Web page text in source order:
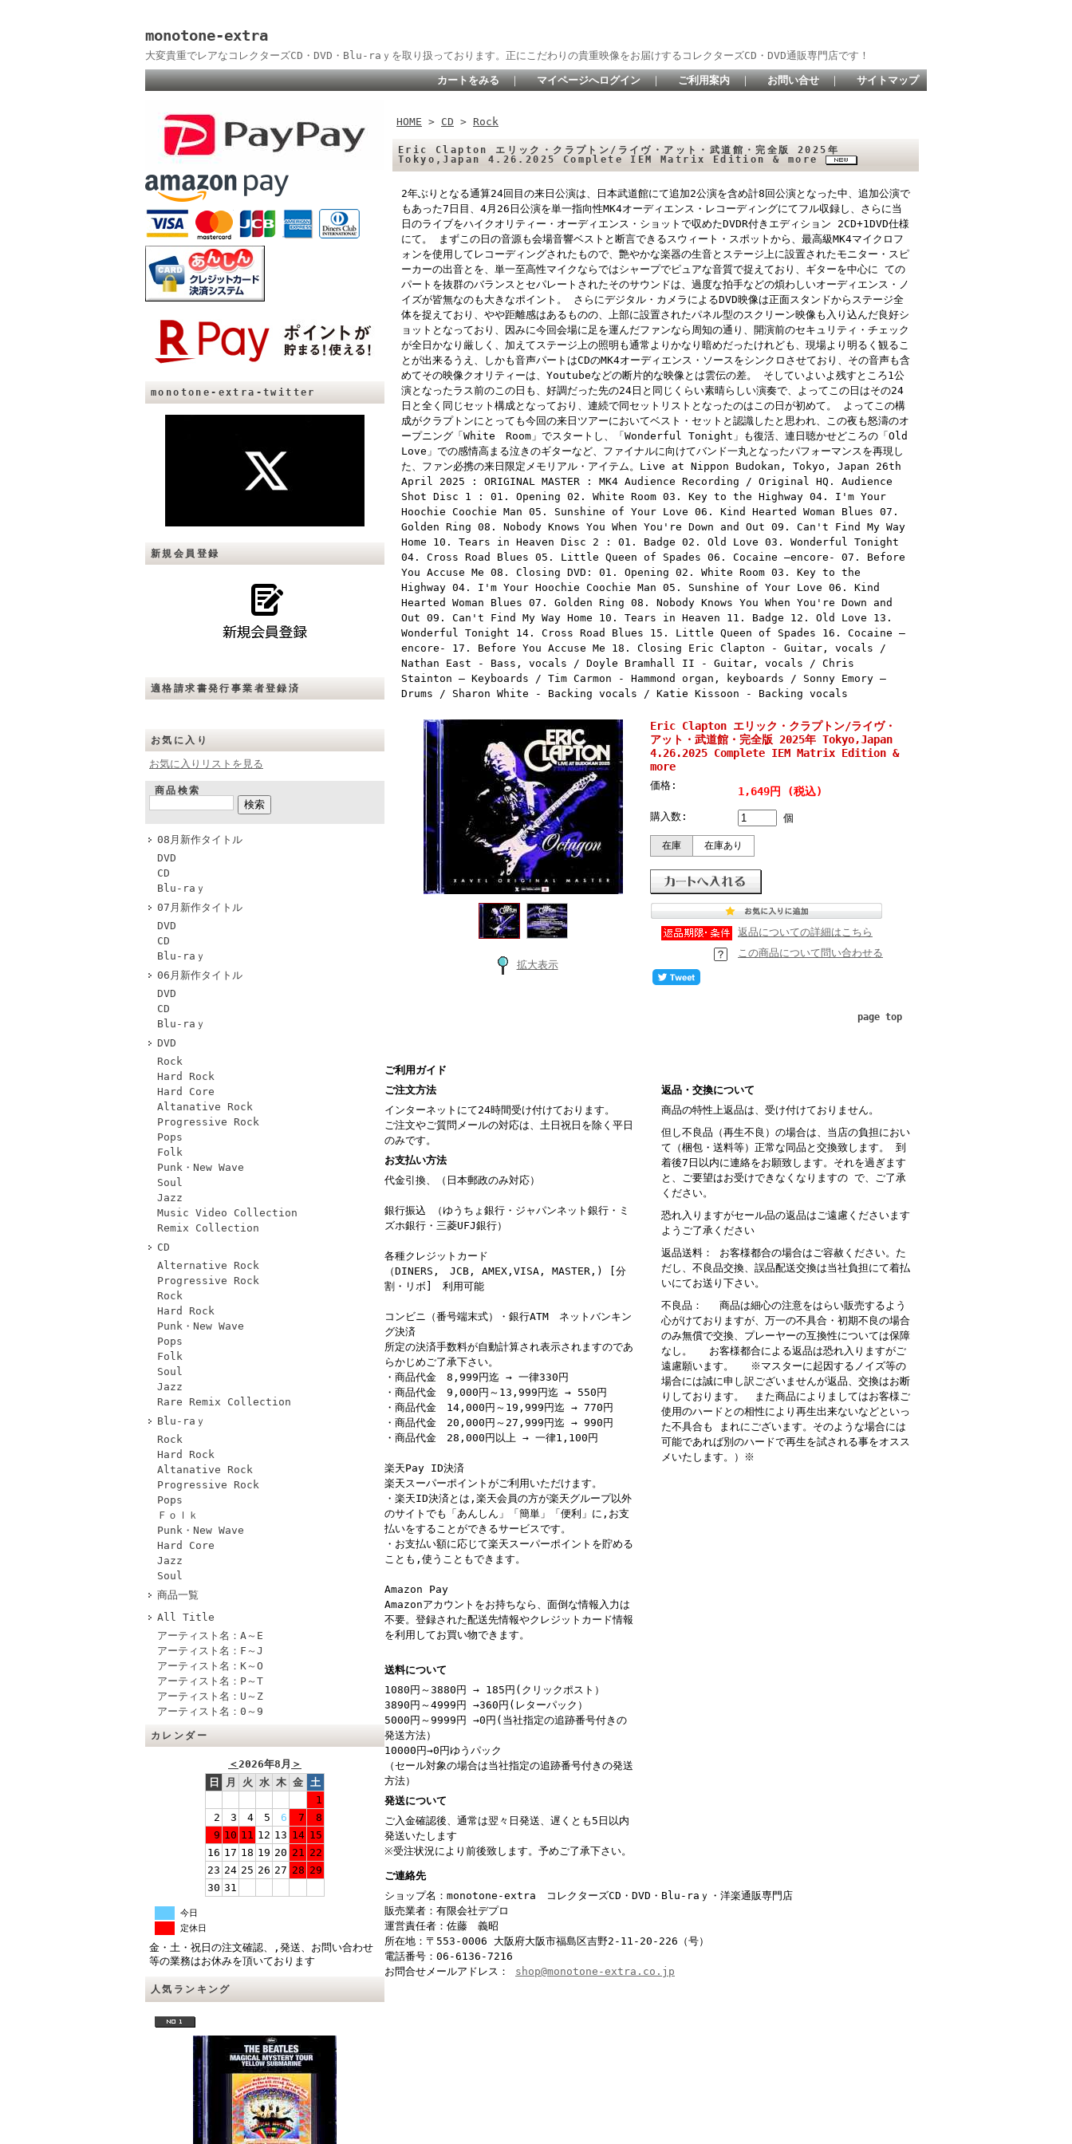
monotone-extra
大変貴重でレアなコレクターズCD・DVD・Blu-raｙを取り扱っております。正にこだわりの貴重映像をお届けするコレクターズCD・DVD通販専門店です！
カートをみる ｜ マイページへログイン ｜ ご利用案内 ｜ お問い合せ ｜ サイトマップ
monotone-extra-twitter
新規会員登録
適格請求書発行事業者登録済
お気に入り
お気に入りリストを見る
商品検索
08月新作タイトル
DVD
CD
Blu-raｙ
07月新作タイトル
DVD
CD
Blu-raｙ
06月新作タイトル
DVD
CD
Blu-raｙ
DVD
Rock
Hard Rock
Hard Core
Altanative Rock
Progressive Rock
Pops
Folk
Punk・New Wave
Soul
Jazz
Music Video Collection
Remix Collection
CD
Alternative Rock
Progressive Rock
Rock
Hard Rock
Punk・New Wave
Pops
Folk
Soul
Jazz
Rare Remix Collection
Blu-raｙ
Rock
Hard Rock
Altanative Rock
Progressive Rock
Pops
Ｆｏｌｋ
Punk・New Wave
Hard Core
Jazz
Soul
商品一覧
All Title
アーティスト名：A～E
アーティスト名：F～J
アーティスト名：K～O
アーティスト名：P～T
アーティスト名：U～Z
アーティスト名：0～9
カレンダー
＜2026年8月 ＞
日
月 火 水 木 金 土
1
2
3 4 5 6 7
8
9 10 11 12 13 14 15
16 17 18 19 20 21 22
23 24 25 26 27 28 29
30 31
今日
定休日
金・土・祝日の注文確認、,発送、お問い合わせ
等の業務はお休みを頂いております
人気ランキング
HOME > CD > Rock
Eric Clapton エリック・クラプトン/ライヴ・アット・武道館・完全版 2025年
Tokyo,Japan 4.26.2025 Complete IEM Matrix Edition & more
2年ぶりとなる通算24回目の来日公演は、日本武道館にて追加2公演を含め計8回公演となった中、追加公演で
もあった7日目、4月26日公演を単一指向性MK4オーディエンス・レコーディングにてフル収録し、さらに当
日のライブをハイクオリティー・オーディエンス・ショットで収めたDVDR付きエディション 2CD+1DVD仕様
にて。 まずこの日の音源も会場音響ベストと断言できるスウィート・スポットから、最高級MK4マイクロフ
ォンを使用してレコーディングされたもので、艶やかな楽器の生音とステージ上に設置されたモニター・スピ
ーカーの出音とを、単一至高性マイクならではシャープでピュアな音質で捉えており、ギターを中心に ての
パートを抜群のバランスとセパレートされたそのサウンドは、過度な拍手などの煩わしいオーディエンス・ノ
イズが皆無なのも大きなポイント。 さらにデジタル・カメラによるDVD映像は正面スタンドからステージ全
体を捉えており、やや距離感はあるものの、上部に設置されたパネル型のスクリーン映像も入り込んだ良好シ
ョットとなっており、因みに今回会場に足を運んだファンなら周知の通り、開演前のセキュリティ・チェック
が全日かなり厳しく、加えてステージ上の照明も通常よりかなり暗めだったけれども、現場より明るく観るこ
とが出来るうえ、しかも音声パートはCDのMK4オーディエンス・ソースをシンクロさせており、その音声も含
めてその映像クオリティーは、Youtubeなどの断片的な映像とは雲伝の差。 そしていよいよ残すところ1公
演となったラス前のこの日も、好調だった先の24日と同じくらい素晴らしい演奏で、よってこの日はその24
日と全く同じセット構成となっており、連続で同セットリストとなったのはこの日が初めて。 よってこの構
成がクラプトンにとっても今回の来日ツアーにおいてベスト・セットと認識したと思われ、この夜も怒濤のオ
ープニング「White Room」でスタートし、「Wonderful Tonight」も復活、連日聴かせどころの「Old
Love」での感情高まる泣きのギターなど、ファイナルに向けてバンド一丸となったパフォーマンスを再現し
た、ファン必携の来日限定メモリアル・アイテム。Live at Nippon Budokan, Tokyo, Japan 26th
April 2025 : ORIGINAL MASTER : MK4 Audience Recording / Original HQ. Audience
Shot Disc 1 : 01. Opening 02. White Room 03. Key to the Highway 04. I'm Your
Hoochie Coochie Man 05. Sunshine of Your Love 06. Kind Hearted Woman Blues 07.
Golden Ring 08. Nobody Knows You When You're Down and Out 09. Can't Find My Way
Home 10. Tears in Heaven Disc 2 : 01. Badge 02. Old Love 03. Wonderful Tonight
04. Cross Road Blues 05. Little Queen of Spades 06. Cocaine –encore- 07. Before
You Accuse Me 08. Closing DVD: 01. Opening 02. White Room 03. Key to the
Highway 04. I'm Your Hoochie Coochie Man 05. Sunshine of Your Love 06. Kind
Hearted Woman Blues 07. Golden Ring 08. Nobody Knows You When You're Down and
Out 09. Can't Find My Way Home 10. Tears in Heaven 11. Badge 12. Old Love 13.
Wonderful Tonight 14. Cross Road Blues 15. Little Queen of Spades 16. Cocaine –
encore- 17. Before You Accuse Me 18. Closing Eric Clapton - Guitar, vocals /
Nathan East - Bass, vocals / Doyle Bramhall II - Guitar, vocals / Chris
Stainton – Keyboards / Tim Carmon - Hammond organ, keyboards / Sonny Emory –
Drums / Sharon White - Backing vocals / Katie Kissoon - Backing vocals
拡大表示
Eric Clapton エリック・クラプトン/ライヴ・
アット・武道館・完全版 2025年 Tokyo,Japan
4.26.2025 Complete IEM Matrix Edition &
more
価格: 1,649円 (税込)
購入数: 個
在庫 在庫あり
返品についての詳細はこちら
この商品について問い合わせる
page top
ご利用ガイド
ご注文方法
インターネットにて24時間受け付けております。
ご注文やご質問メールの対応は、土日祝日を除く平日
のみです。
お支払い方法
代金引換、（日本郵政のみ対応）
銀行振込 （ゆうちょ銀行・ジャパンネット銀行・ミ
ズホ銀行・三菱UFJ銀行）
各種クレジットカード
（DINERS, JCB, AMEX,VISA, MASTER,) [分
割・リボ] 利用可能
コンビニ（番号端末式）・銀行ATM ネットバンキン
グ決済
所定の決済手数料が自動計算され表示されますのであ
らかじめご了承下さい。
・商品代金 8,999円迄 → 一律330円
・商品代金 9,000円～13,999円迄 → 550円
・商品代金 14,000円～19,999円迄 → 770円
・商品代金 20,000円～27,999円迄 → 990円
・商品代金 28,000円以上 → 一律1,100円
楽天Pay ID決済
楽天スーパーポイントがご利用いただけます。
・楽天ID決済とは,楽天会員の方が楽天グループ以外
のサイトでも「あんしん」「簡単」「便利」に,お支
払いをすることができるサービスです。
・お支払い額に応じて楽天スーパーポイントを貯める
ことも,使うこともできます。
Amazon Pay
Amazonアカウントをお持ちなら、面倒な情報入力は
不要。登録された配送先情報やクレジットカード情報
を利用してお買い物できます。
送料について
1080円～3880円 → 185円(クリックポスト）
3890円～4999円 →360円(レターパック）
5000円～9999円 →0円(当社指定の追跡番号付きの
発送方法）
10000円→0円ゆうパック
（セール対象の場合は当社指定の追跡番号付きの発送
方法）
発送について
ご入金確認後、通常は翌々日発送、遅くとも5日以内
発送いたします
※受注状況により前後致します。予めご了承下さい。
返品・交換について
商品の特性上返品は、受け付けておりません。
但し不良品（再生不良）の場合は、当店の負担におい
て（梱包・送料等）正常な同品と交換致します。 到
着後7日以内に連絡をお願致します。それを過ぎます
と、ご要望はお受けできなくなりますの で、ご了承
ください。
恐れ入りますがセール品の返品はご遠慮くださいます
ようご了承ください
返品送料： お客様都合の場合はご容赦ください。た
だし、不良品交換、誤品配送交換は当社負担にて着払
いにてお送り下さい。
不良品： 商品は細心の注意をはらい販売するよう
心がけておりますが、万一の不具合・初期不良の場合
のみ無償で交換、プレーヤーの互換性については保障
なし。 お客様都合による返品は恐れ入りますがご
遠慮願います。 ※マスターに起因するノイズ等の
場合には誠に申し訳ございませんが返品、交換はお断
りしております。 また商品によりましてはお客様ご
使用のハードとの相性により再生出来ないなどといっ
た不具合も まれにございます。そのような場合には
可能であれば別のハードで再生を試される事をオスス
メいたします。）※
ご連絡先
ショップ名：monotone-extra コレクターズCD・DVD・Blu-raｙ・洋楽通販専門店
販売業者：有限会社デプロ
運営責任者：佐藤 義昭
所在地：〒553-0006 大阪府大阪市福島区吉野2-11-20-226（号）
電話番号：06-6136-7216
お問合せメールアドレス： shop@monotone-extra.co.jp